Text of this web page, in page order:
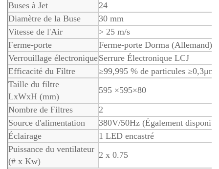
Buses à Jet
24
Diamètre de la Buse
30 mm
Vitesse de l'Air
> 25 m/s
Ferme-porte
Ferme-porte Dorma (Allemand)
Verrouillage électroniqueSerrure Électronique LCJ
Efficacité du Filtre
≥99,995 % de particules ≥0,3μm
Taille du filtre
LxWxH (mm)
595 ×595×80
Nombre de Filtres
2
Source d'alimentation
380V/50Hz (Également
Éclairage
1 LED encastré
Puissance du ventilateur
(# x Kw)
2 x 0.75